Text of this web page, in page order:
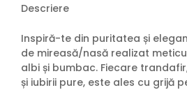
Descriere
Inspiră-te din puritatea și
de mireasă/nasă realizat
albi și bumbac. Fiecare
și iubirii pure, este ales cu grijă